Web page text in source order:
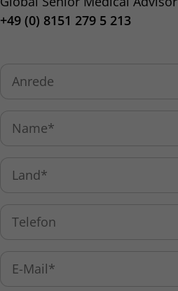
+49 (0) 8151 279 5 213